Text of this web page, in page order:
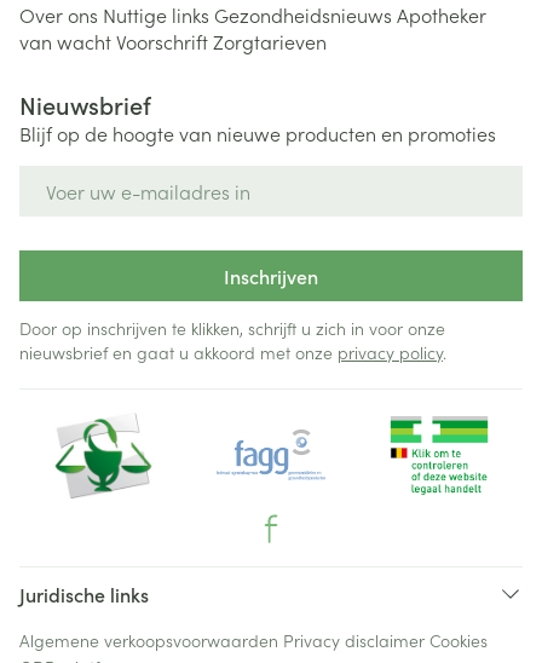
Over ons Nuttige links Gezondheidsnieuws Apotheker
van wachtVoorschriftZorgtarieven
Nieuwsbrief
Blijf op de hoogte van nieuwe producten en promoties
Inschrijven
Door op inschrijven te klikken, schrijft u zich in voor onze
nieuwsbrief en gaat u akkoord met onze privacy policy.
Juridische links
Algemene verkoopsvoorwaarden Privacy disclaimer Cookies